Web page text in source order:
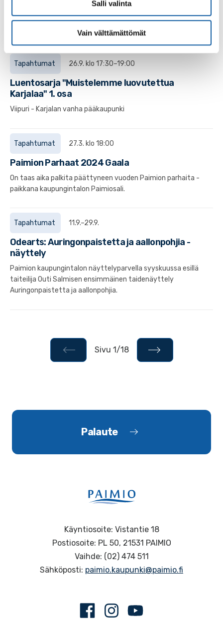
Salli valinta
Vain välttämättömät
Paimion kaupunginkirjasto
Paimion kaupunginkirjasto palvelee kaupungin
ydinkeskustassa kaupungintalo-kirjastossa.
Tapahtumat 26.9. klo 17:30–19:00
Luentosarja "Muistelemme luovutettua
Karjalaa" 1. osa
Viipuri - Karjalan vanha pääkaupunki
Tapahtumat 27.3. klo 18:00
Paimion Parhaat 2024 Gaala
On taas aika palkita päättyneen vuoden Paimion parhaita -
paikkana kaupungintalon Paimiosali.
Tapahtumat 11.9.–29.9.
Odearts: Auringonpaistetta ja aallonpohjia -
näyttely
Paimion kaupungintalon näyttelyparvella syyskuussa esillä
taiteilija Outi Salmisen ensimmäinen taidenäyttely
Auringonpaistetta ja aallonpohjia.
Sivu 1/18
Palaute
Käyntiosoite: Vistantie 18
Postiosoite: PL 50, 21531 PAIMIO
Vaihde: (02) 474 511
Sähköposti: paimio.kaupunki@paimio.fi
FacebookInstagram